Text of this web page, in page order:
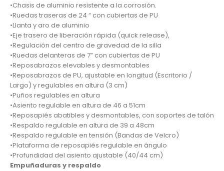
•Chasis de aluminio resistente a la corrosión.
•Ruedas traseras de 24 “ con cubiertas de PU
•Llanta y aro de aluminio
•Eje trasero de liberación rápida (quick release),
•Regulación del centro de gravedad de la silla
•Ruedas delanteras de 7” con cubiertas de PU
•Reposabrazos elevables y desmontables
•Reposabrazos de PU, ajustable en longitud (Escritorio /
Largo) y regulables en altura (3 cm)
•Puños regulables en altura
•Asiento regulable en altura de 46 a 51cm
•Reposapiés abatibles y desmontables, con soportes de talón
•Respaldo regulable en altura de 39 a 48cm
•Respaldo regulable en tensión (Bandas de Velcro)
•Plataforma de reposapiés regulable en ángulo
•Profundidad del asiento ajustable (40/44 cm)
Empuñaduras y respaldo